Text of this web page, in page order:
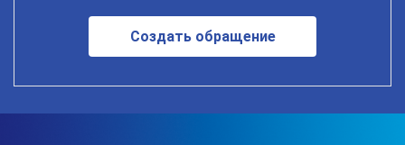
Создать обращение